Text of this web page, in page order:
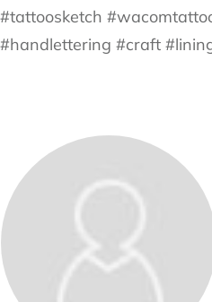
#tattoosketch
#handlettering #craft